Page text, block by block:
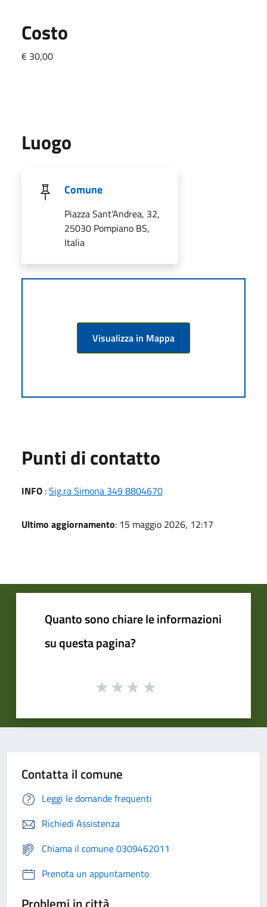
Costo
€ 30,00
Luogo
Comune
Piazza Sant'Andrea, 32,
25030 Pompiano BS,
Italia
Visualizza in Mappa
Punti di contatto
INFO :Sig.ra Simona 349 8804670
Ultimo aggiornamento: 15 maggio 2026, 12:17
Quanto sono chiare le informazioni
su questa pagina?
Contatta il comune
Leggi le domande frequenti
Richiedi Assistenza
Chiama il comune 0309462011
Prenota un appuntamento